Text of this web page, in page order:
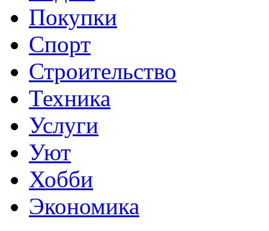
Покупки
Спорт
Строительство
Техника
Услуги
Уют
Хобби
Экономика